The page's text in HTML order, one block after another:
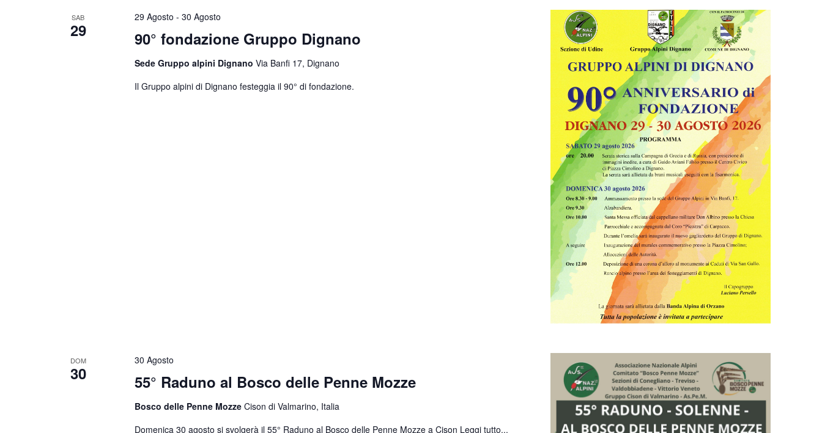
SAB
29 90° fondazione Gruppo Dignano
29 Agosto - 30 Agosto
Sede Gruppo alpini Dignano Via Banfi 17, Dignano
Il Gruppo alpini di Dignano festeggia il 90° di fondazione.
DOM
30 55° Raduno al Bosco delle Penne Mozze
30 Agosto
Bosco delle Penne Mozze Cison di Valmarino, Italia
Domenica 30 agosto si svolgerà il 55° Raduno al Bosco delle Penne Mozze a Cison Leggi tutto...